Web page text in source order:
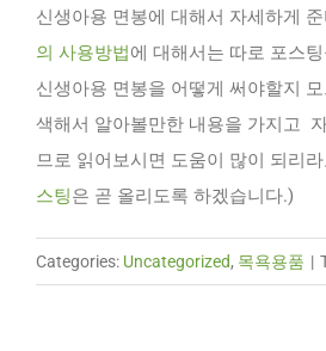
신생아용 면봉에 대해서 자세하게
의 사용방법에 대해서는 따로 포스
신생아용 면봉을 어떻게 써야할지
색해서 알아볼만한 내용을 가지고
므로 읽어보시면 도움이 많이 되리
스팅은 곧 올리도록 하겠습니다.)
Categories: Uncategorized, 목욕용품 |